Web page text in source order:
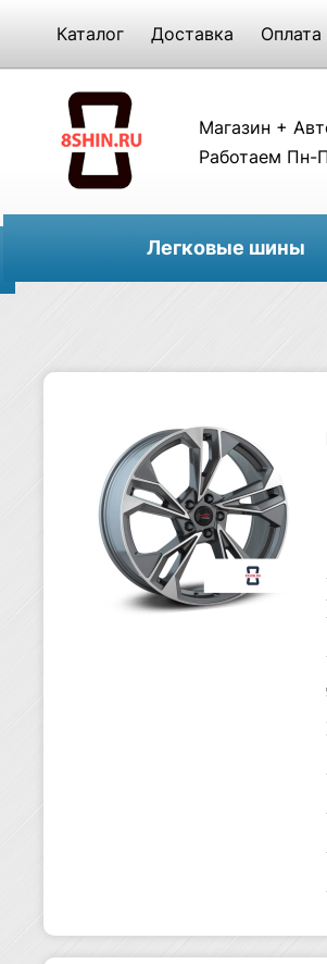
Каталог Доставка Оплата
Магазин +
Работаем Пн-
Легковые шины